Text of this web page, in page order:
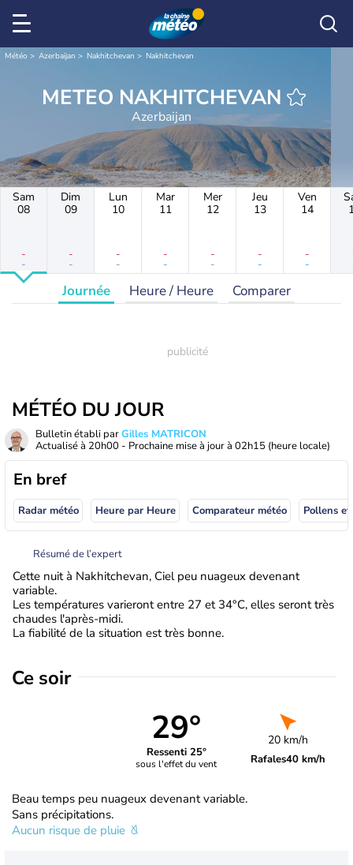
Météo Azerbaijan Nakhitchevan Nakhitchevan
METEO NAKHITCHEVAN
Azerbaijan
Sam
08
-
-
Dim
09
-
-
Lun
10
-
-
Mar
11
-
-
Mer
12
-
-
Jeu
13
-
-
Ven
14
-
-
Journée Heure / Heure Comparer
MÉTÉO DU JOUR
Bulletin établi parGilles MATRICON
Actualisé à 20h00 - Prochaine mise à jour à 02h15 (heure locale)
En bref
Radar météo Heure par Heure Comparateur météo Pollens
Résumé de l’expert
Cette nuit à Nakhitchevan, Ciel peu nuageux devenant
variable.
Les températures varieront entre 27 et 34°C, elles seront très
chaudes l'après-midi.
La fiabilité de la situation est très bonne.
Ce soir
29°
Ressenti 25°
sous l'effet du vent
20 km/h
Rafales40 km/h
Beau temps peu nuageux devenant variable.
Sans précipitations.
Aucun risque de pluie